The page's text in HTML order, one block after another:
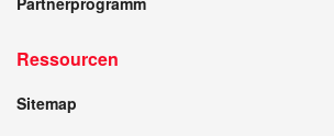
Ressourcen
Sitemap